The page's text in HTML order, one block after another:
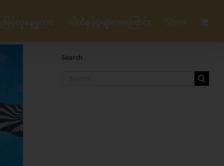
ြင့်လူနေမှုဘဝ ပါတီနှင့်ပွဲများအကြောင်း Shop
Search